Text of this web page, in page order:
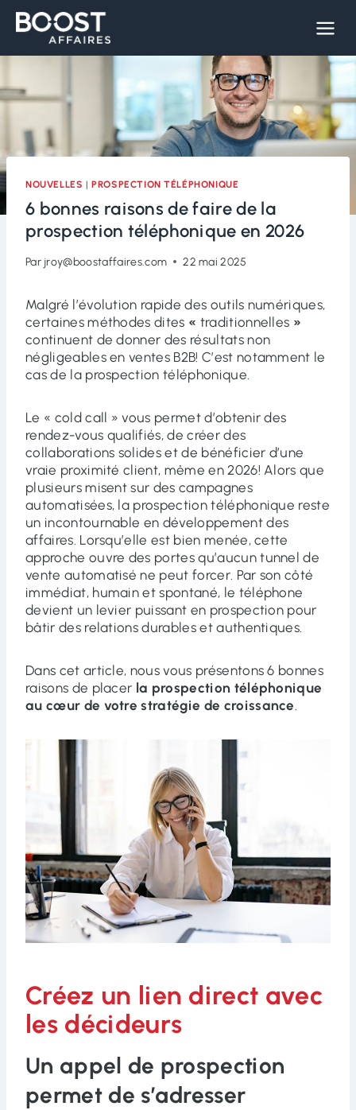
Skip
NOUVELLES |PROSPECTION TÉLÉPHONIQUE
6 bonnes raisons de faire de la
prospection téléphonique en 2026
Par jroy@boostaffaires.com 22 mai 2025
Malgré l’évolution rapide des outils numériques,
certaines méthodes dites « traditionnelles »
continuent de donner des résultats non
négligeables en ventes B2B! C’est notamment le
cas de la prospection téléphonique.
Le « cold call » vous permet d’obtenir des
rendez-vous qualifiés, de créer des
collaborations solides et de bénéficier d’une
vraie proximité client, même en 2026! Alors que
plusieurs misent sur des campagnes
automatisées, la prospection téléphonique reste
un incontournable en développement des
affaires. Lorsqu’elle est bien menée, cette
approche ouvre des portes qu’aucun tunnel de
vente automatisé ne peut forcer. Par son côté
immédiat, humain et spontané, le téléphone
devient un levier puissant en prospection pour
bâtir des relations durables et authentiques.
Dans cet article, nous vous présentons 6 bonnes
raisons de placer la prospection téléphonique
au cœur de votre stratégie de croissance.
Créez un lien direct avec
les décideurs
Un appel de prospection
permet de s’adresser